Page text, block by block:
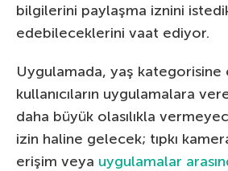
bilgilerini paylaşma iznini
edebileceklerini vaat ediyor.
Uygulamada, yaş kategorisine
kullanıcıların uygulamalara
daha büyük olasılıkla
izin haline gelecek; tıpkı
erişim veya uygulamalar